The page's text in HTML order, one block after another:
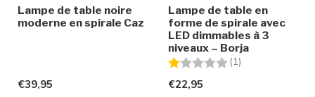
Lampe de table noire
moderne en spirale Caz
€39,95
Lampe de table en
forme de spirale avec
LED dimmables à 3
niveaux – Borja
Note:
(1)
€22,95